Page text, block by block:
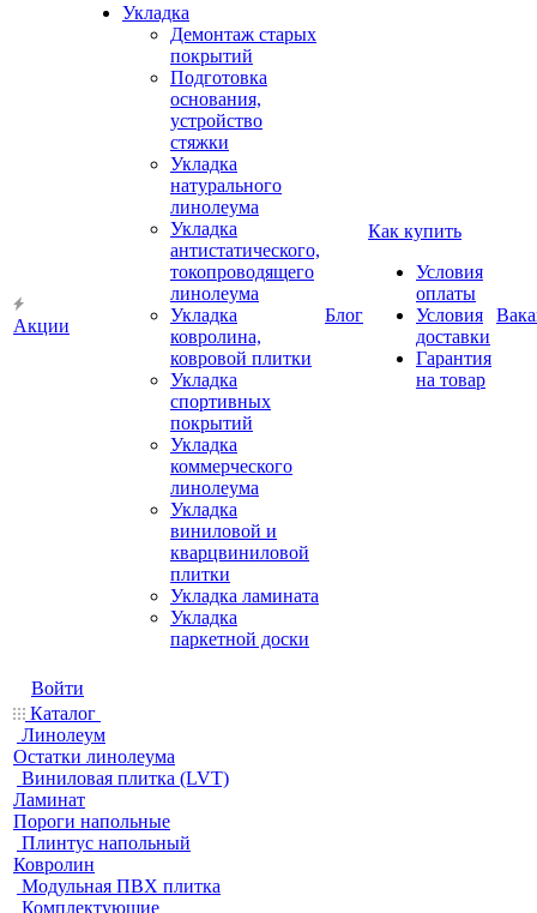
Акции
Укладка
Демонтаж старых
покрытий
Подготовка
основания,
устройство
стяжки
Укладка
натурального
линолеума
Укладка
антистатического,
токопроводящего
линолеума
Укладка
ковролина,
ковровой плитки
Укладка
спортивных
покрытий
Укладка
коммерческого
линолеума
Укладка
виниловой и
кварцвиниловой
плитки
Укладка ламината
Укладка
паркетной доски
Блог
Как купить
Условия
оплаты
Условия
доставки
Гарантия
на товар
Войти
Каталог
Линолеум
Остатки линолеума
Виниловая плитка (LVT)
Ламинат
Пороги напольные
Плинтус напольный
Ковролин
Модульная ПВХ плитка
Комплектующие